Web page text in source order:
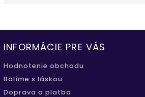
INFORMÁCIE PRE VÁS
Hodnotenie obchodu
Balíme s láskou
Doprava a platba